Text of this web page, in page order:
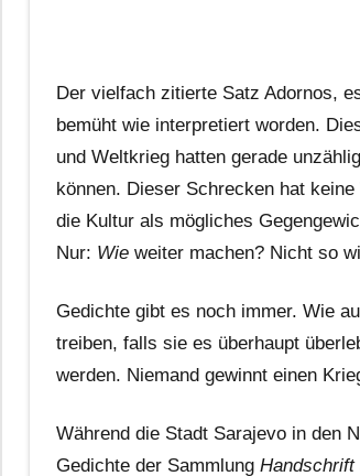
Der vielfach zitierte Satz Adornos,
bemüht wie interpretiert worden.
und Weltkrieg hatten gerade
können. Dieser Schrecken hat
die Kultur als mögliches
Nur: Wie weiter machen? Nicht so
Gedichte gibt es noch immer. Wie
treiben, falls sie es überhaupt
werden. Niemand gewinnt einen
Während die Stadt Sarajevo in den
Gedichte der Sammlung Handschrift